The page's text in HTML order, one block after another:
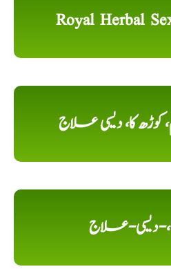
Royal Herbal
کا، دیسی علاج
دیسی-علاج